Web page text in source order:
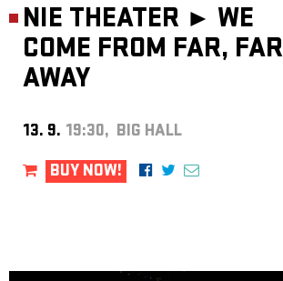
NIE THEATER ► WE
COME FROM FAR, FAR
AWAY
13. 9. 19:30, BIG HALL
BUY NOW!